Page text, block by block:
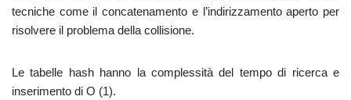
tecniche come il concatenamento e l’indirizzamento aperto per
risolvere il problema della collisione.
Le tabelle hash hanno la complessità del tempo di ricerca e
inserimento di O (1).